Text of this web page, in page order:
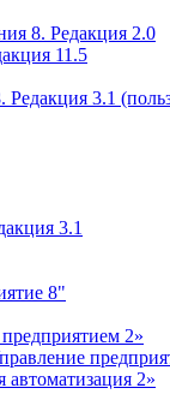
8. Редакция 2.0
11.5
3.1
3.1
8"
2»
2»